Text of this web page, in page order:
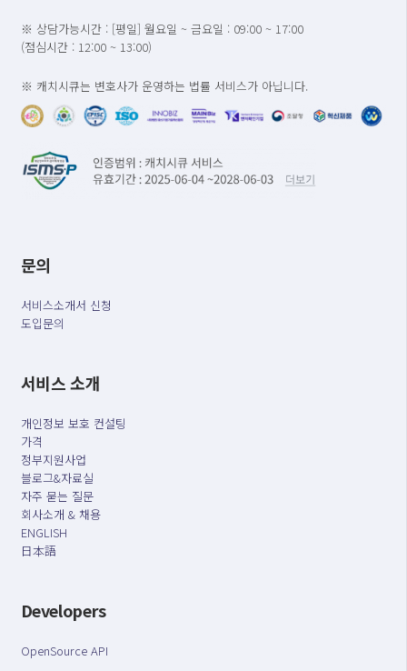
※ 상담가능시간 : [평일] 월요일 ~ 금요일 : 09:00 ~ 17:00
(점심시간 : 12:00 ~ 13:00)
※ 캐치시큐는 변호사가 운영하는 법률 서비스가 아닙니다.
문의
서비스소개서 신청
도입문의
서비스 소개
개인정보 보호 컨설팅
가격
정부지원사업
블로그&자료실
자주 묻는 질문
회사소개 & 채용
ENGLISH
日本語
Developers
OpenSource API